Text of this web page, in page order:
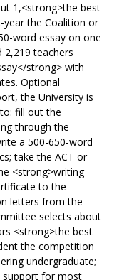
1,<strong>the best
year the Coalition or
word essay on one
2,219 teachers
strong> with
Optional
the University is
fill out the
through the
a 500-650-word
take the ACT or
<strong>writing
to the
letters from the
selects about
<strong>the best
the competition
undergraduate;
support for most